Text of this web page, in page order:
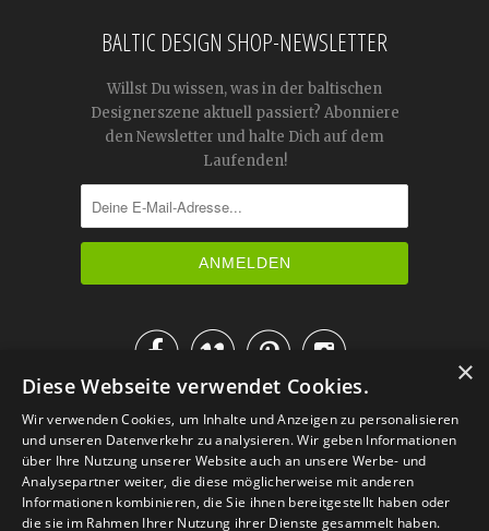
BALTIC DESIGN SHOP-NEWSLETTER
Willst Du wissen, was in der baltischen
Designerszene aktuell passiert? Abonniere
den Newsletter und halte Dich auf dem
Laufenden!

IM KATALOG BLÄTTERN
×
Diese Webseite verwendet Cookies.
Wir verwenden Cookies, um Inhalte und Anzeigen zu personalisieren
und unseren Datenverkehr zu analysieren. Wir geben Informationen
über Ihre Nutzung unserer Website auch an unsere Werbe- und
Analysepartner weiter, die diese möglicherweise mit anderen
Informationen kombinieren, die Sie ihnen bereitgestellt haben oder
die sie im Rahmen Ihrer Nutzung ihrer Dienste gesammelt haben.